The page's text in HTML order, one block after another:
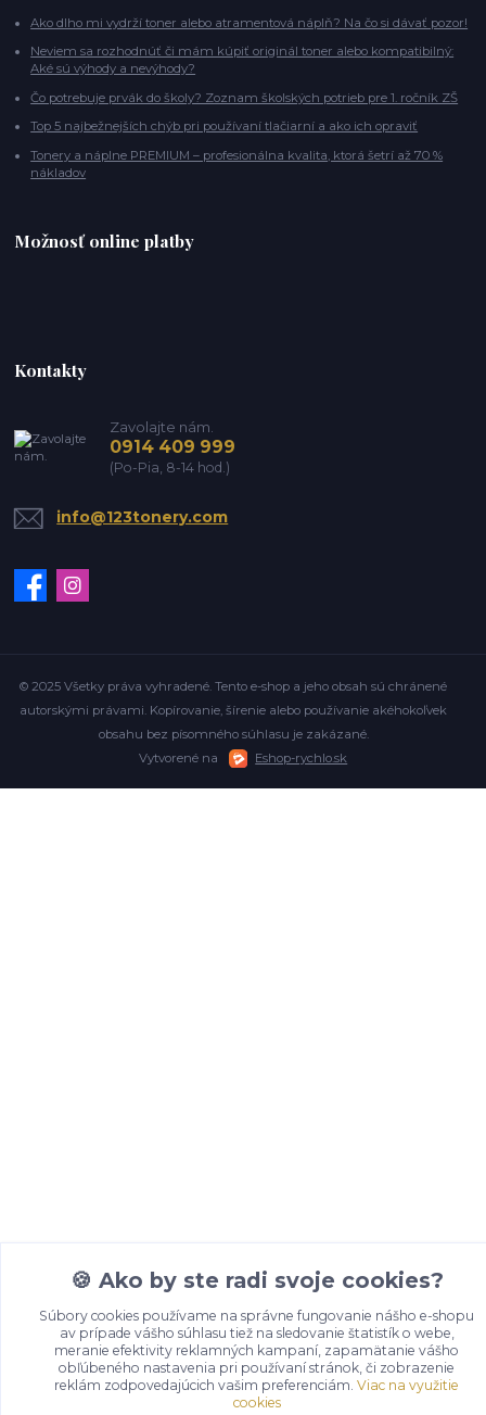
Ako dlho mi vydrží toner alebo atramentová náplň? Na čo si dávať pozor!
Neviem sa rozhodnúť či mám kúpiť originál toner alebo kompatibilný:
Aké sú výhody a nevýhody?
Čo potrebuje prvák do školy? Zoznam školských potrieb pre 1. ročník ZŠ
Top 5 najbežnejších chýb pri používaní tlačiarní a ako ich opraviť
Tonery a náplne PREMIUM – profesionálna kvalita, ktorá šetrí až 70 %
nákladov
Možnosť online platby
Kontakty
Zavolajte nám.
0914 409 999
(Po-Pia, 8-14 hod.)
info@123tonery.com
© 2025 Všetky práva vyhradené. Tento e-shop a jeho obsah sú chránené
autorskými právami. Kopírovanie, šírenie alebo používanie akéhokoľvek
obsahu bez písomného súhlasu je zakázané.
Vytvorené na
Eshop-rychlo.sk
🍪 Ako by ste radi svoje cookies?
Súbory cookies používame na správne fungovanie nášho e-shopu
av prípade vášho súhlasu tiež na sledovanie štatistík o webe,
meranie efektivity reklamných kampaní, zapamätanie vášho
obľúbeného nastavenia pri používaní stránok, či zobrazenie
reklám zodpovedajúcich vašim preferenciám.Viac na využitie
cookies